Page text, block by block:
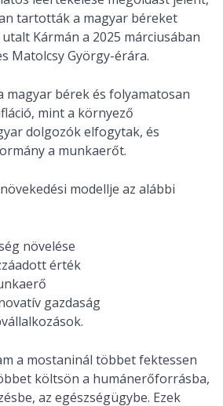
tartották a magyar béreket
Kármán a 2025 márciusában
Matolcsy György-érára.
magyar bérek és folyamatosan
mint a környező
dolgozók elfogytak, és
a munkaerőt.
modellje az alábbi
növelése
érték
gazdaság
a mostaninál többet fektessen
költsön a humánerőforrásba,
az egészségügybe. Ezek